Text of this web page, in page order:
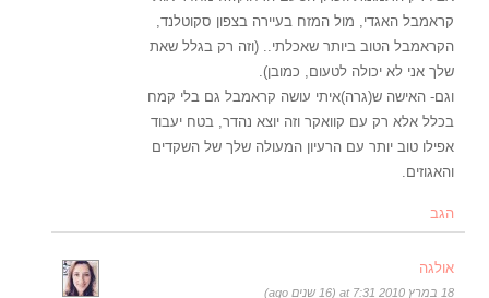
קראמבל האגדי, מול המזח בעיירה בצפון סקוטלנד,
הקראמבל הטוב ביותר שאכלתי.. (וזה רק בגלל שאת
שלך אני לא יכולה לטעום, כמובן).
וגם- האישה ש(גרה)איתי עושה קראמבל גם בלי קמח
בכלל אלא רק עם קוואקר וזה יוצא נהדר, בטח יעבוד
אפילו טוב יותר עם הרעיון המעולה שלך של השקדים
והאגוזים.
הגב
אולגה
18 במרץ 2010 at 7:31 (16 שנים ago)